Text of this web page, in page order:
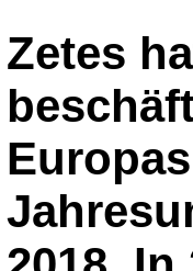
Zetes